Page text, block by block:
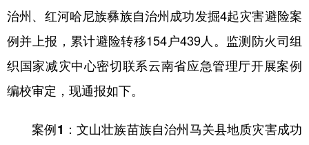
云南青年说 趣看文物
治州、红河哈尼族彝族自治州成功发掘4起灾害避险案
例并上报，累计避险转移154户439人。监测防火司组
织国家减灾中心密切联系云南省应急管理厅开展案例
编校审定，现通报如下。
案例1：文山壮族苗族自治州马关县地质灾害成功